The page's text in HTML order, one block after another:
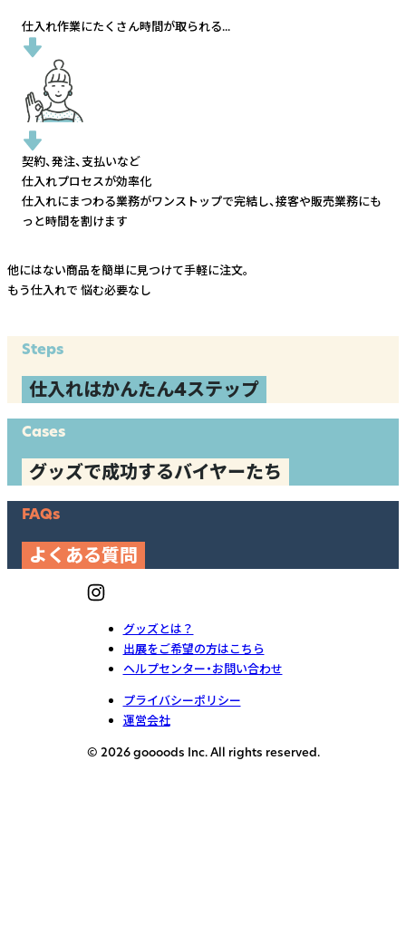
仕入れ作業にたくさん時間が取られる...
契約、発注、支払いなど
仕入れプロセスが効率化
仕入れにまつわる業務がワンストップで完結し、接客や販売業務にも
っと時間を割けます
他にはない商品を簡単に見つけて手軽に注文。
もう仕入れで 悩む必要なし
Steps
仕入れはかんたん4ステップ
Cases
グッズで成功するバイヤーたち
FAQs
よくある質問
グッズとは？
出展をご希望の方はこちら
ヘルプセンター・お問い合わせ
プライバシーポリシー
運営会社
© 2026 goooods Inc. All rights reserved.